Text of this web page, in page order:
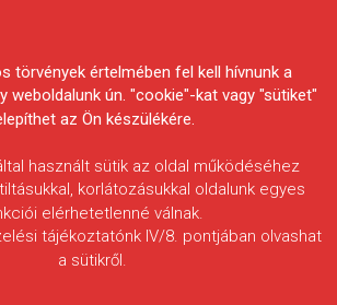
Szövetsége
törvények értelmében fel kell hívnunk a
weboldalunk ún. "cookie"-kat vagy "sütiket"
az Ön készülékére.
használt sütik az oldal működéséhez
korlátozásukkal oldalunk egyes
elérhetetlenné válnak.
tájékoztatónk IV/8. pontjában olvashat
a sütikről.